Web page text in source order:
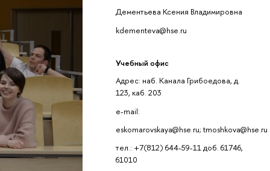
Дементьева Ксения Владимировна
kdementeva@hse.ru
Учебный офис
Адрес: наб. Канала Грибоедова, д.
123, каб. 203
e-mail:
eskomarovskaya@hse.ru; tmoshkova@hse.ru
тел.: +7(812) 644-59-11 доб. 61746,
61010